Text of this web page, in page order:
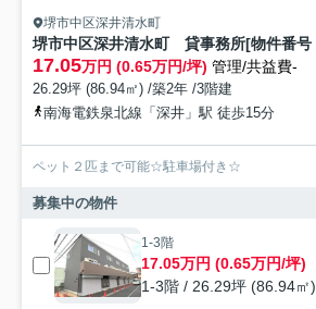
堺市中区深井清水町
17.05万円 (0.65万円/坪) 管理/共益費-
26.29坪 (86.94㎡) /築2年 /3階建
南海電鉄泉北線「深井」駅 徒歩15分
ペット２匹まで可能☆駐車場付き☆
募集中の物件
1-3階
17.05万円 (0.65万円/坪)
1-3階 / 26.29坪 (86.94㎡)